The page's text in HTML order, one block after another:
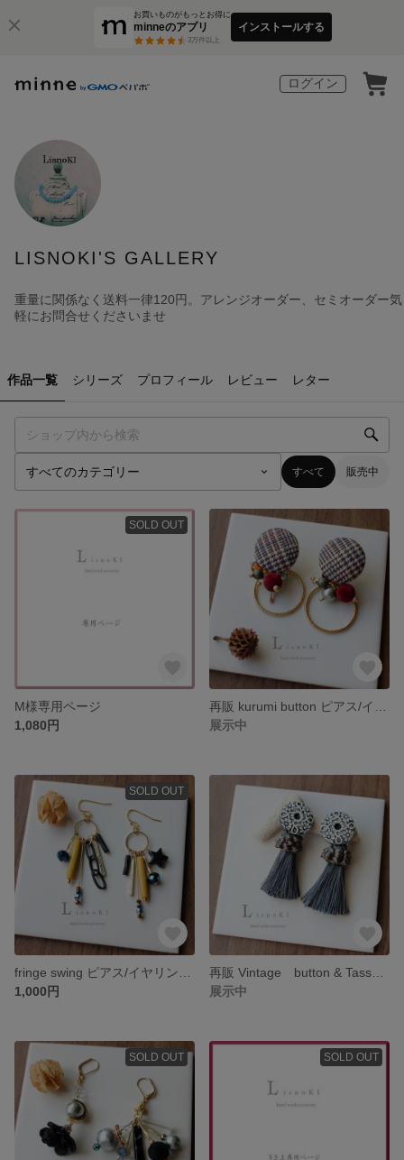
お買いものがもっとお得に
minneのアプリ
3万件以上
インストールする
ログイン
LISNOKI'S GALLERY
重量に関係なく送料一律120円。アレンジオーダー、セミオーダー気
軽にお問合せくださいませ
作品一覧 シリーズ プロフィール レビュー レター
すべて 販売中
SOLD OUT
M様専用ページ
1,080円
展示中
SOLD OUT
1,000円
展示中
SOLD OUT SOLD OUT